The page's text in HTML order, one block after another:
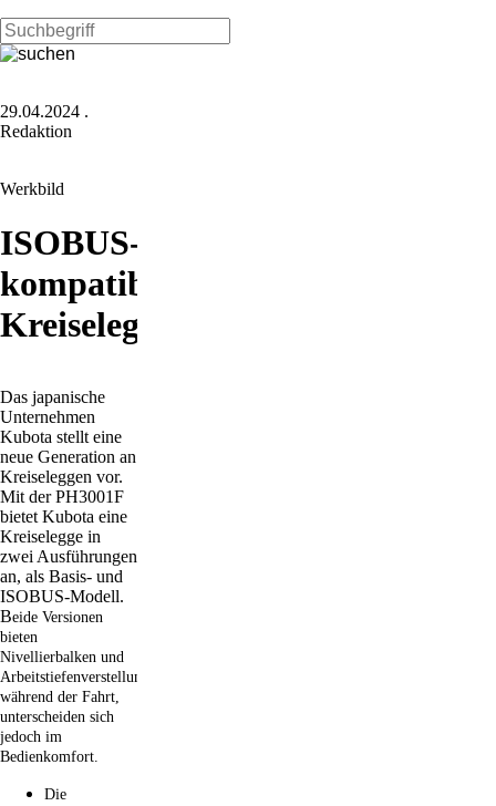
29.04.2024 .
Redaktion
Werkbild
ISOBUS-
kompatible
Kreiselegge
Das japanische
Unternehmen
Kubota stellt eine
neue Generation an
Kreiseleggen vor.
Mit der PH3001F
bietet Kubota eine
Kreiselegge in
zwei Ausführungen
an, als Basis- und
ISOBUS-Modell.
Beide Versionen
bieten
Nivellierbalken und
Arbeitstiefenverstellung
während der Fahrt,
unterscheiden sich
jedoch im
Bedienkomfort.
Die